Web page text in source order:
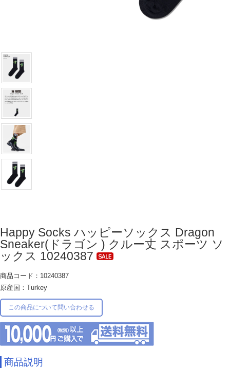
Happy Socks ハッピーソックス Dragon
Sneaker(ドラゴン ) クルー丈 スポーツ ソ
ックス 10240387
商品コード：10240387
原産国：Turkey
この商品について問い合わせる
商品説明